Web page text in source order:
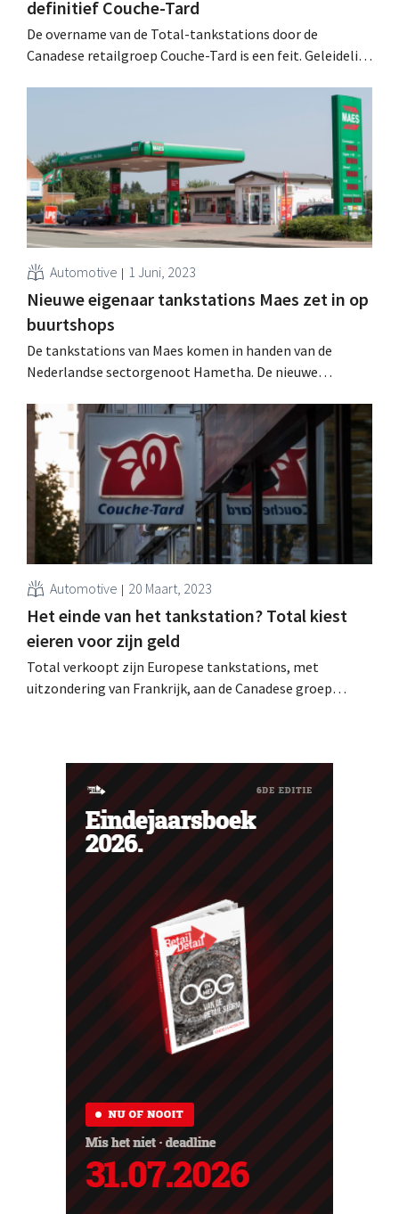
definitief Couche-Tard
De overname van de Total-tankstations door de
Canadese retailgroep Couche-Tard is een feit. Geleidelijk
Automotive 1 Juni, 2023
Nieuwe eigenaar tankstations Maes zet in op
buurtshops
De tankstations van Maes komen in handen van de
Nederlandse sectorgenoot Hametha. De nieuwe
uitbreiden.
Automotive 20 Maart, 2023
Het einde van het tankstation? Total kiest
eieren voor zijn geld
Total verkoopt zijn Europese tankstations, met
uitzondering van Frankrijk, aan de Canadese groep